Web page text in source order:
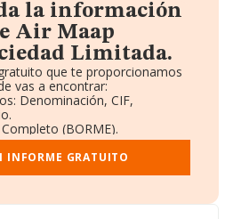
la información
Air Maap
Limitada.
que te proporcionamos
vas a encontrar:
Denominación, CIF,
(BORME).
Ventas y Empleados.
y Administradores.
INFORME GRATUITO